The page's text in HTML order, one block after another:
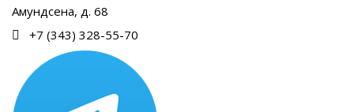
Амундсена, д. 68
+7 (343) 328-55-70